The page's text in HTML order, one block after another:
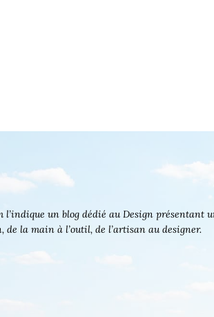
l’indique un blog dédié au Design présentant
la main à l’outil, de l’artisan au designer.